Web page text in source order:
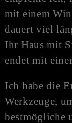
mit einem
dauert viel
Ihr Haus mit
endet mit
Ich habe die
Werkzeuge,
bestmögliche